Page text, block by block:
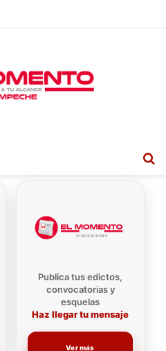
Publica tus edictos,
convocatorias y
esquelas
Haz llegar tu mensaje
Ver más